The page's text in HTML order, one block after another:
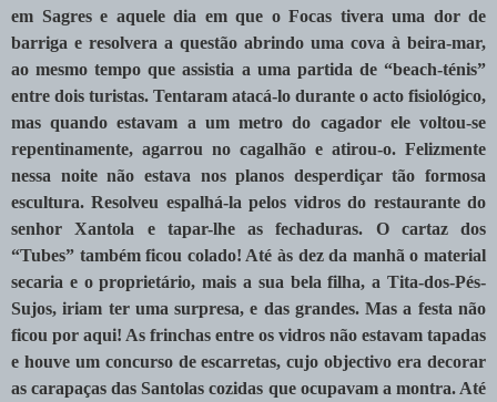
em Sagres e aquele dia em que o Focas tivera uma dor de
barriga e resolvera a questão abrindo uma cova à beira-mar,
ao mesmo tempo que assistia a uma partida de “beach-ténis”
entre dois turistas. Tentaram atacá-lo durante o acto fisiológico,
mas quando estavam a um metro do cagador ele voltou-se
repentinamente, agarrou no cagalhão e atirou-o. Felizmente
nessa noite não estava nos planos desperdiçar tão formosa
escultura. Resolveu espalhá-la pelos vidros do restaurante do
senhor Xantola e tapar-lhe as fechaduras. O cartaz dos
“Tubes” também ficou colado! Até às dez da manhã o material
secaria e o proprietário, mais a sua bela filha, a Tita-dos-Pés-
Sujos, iriam ter uma surpresa, e das grandes. Mas a festa não
ficou por aqui! As frinchas entre os vidros não estavam tapadas
e houve um concurso de escarretas, cujo objectivo era decorar
as carapaças das Santolas cozidas que ocupavam a montra. Até